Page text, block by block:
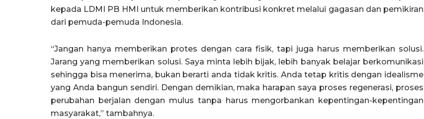
kepada LDMI PB HMI untuk memberikan kontribusi konkret melalui gagasan dan pemikiran
dari pemuda-pemuda Indonesia.
“Jangan hanya memberikan protes dengan cara fisik, tapi juga harus memberikan solusi.
Jarang yang memberikan solusi. Saya minta lebih bijak, lebih banyak belajar berkomunikasi
sehingga bisa menerima, bukan berarti anda tidak kritis. Anda tetap kritis dengan idealisme
yang Anda bangun sendiri. Dengan demikian, maka harapan saya proses regenerasi, proses
perubahan berjalan dengan mulus tanpa harus mengorbankan kepentingan-kepentingan
masyarakat,” tambahnya.